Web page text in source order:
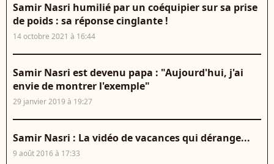
Samir Nasri humilié par un coéquipier sur sa prise
de poids : sa réponse cinglante !
14 octobre 2021 à 16:44
Samir Nasri est devenu papa : "Aujourd'hui, j'ai
envie de montrer l'exemple"
29 janvier 2019 à 19:27
Samir Nasri : La vidéo de vacances qui dérange...
9 août 2016 à 17:33